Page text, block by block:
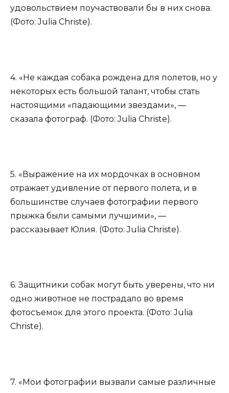
удовольствием поучаствовали бы в них снова.
(Фото: Julia Christe).
4. «Не каждая собака рождена для полетов, но у
некоторых есть большой талант, чтобы стать
настоящими «падающими звездами», —
сказала фотограф. (Фото: Julia Christe).
5. «Выражение на их мордочках в основном
отражает удивление от первого полета, и в
большинстве случаев фотографии первого
прыжка были самыми лучшими», —
рассказывает Юлия. (Фото: Julia Christe).
6. Защитники собак могут быть уверены, что ни
одно животное не пострадало во время
фотосъемок для этого проекта. (Фото: Julia
Christe).
7. «Мои фотографии вызвали самые различные